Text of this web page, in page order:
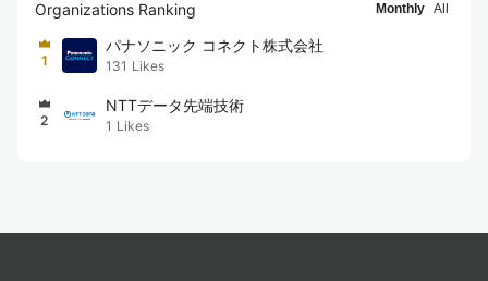
Organizations Ranking Monthly All
1
パナソニック コネクト株式会社
131 Likes
2
NTTデータ先端技術
1 Likes